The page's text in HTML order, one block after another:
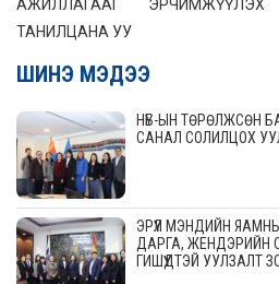
АЖИЛЛАГААГ
ТАНИЛЦАНА УУ
ШИНЭ МЭДЭЭ
НҮБ-ЫН ТӨРӨЛЖСӨН
САНАЛ СОЛИЛЦОХ
ЭРҮҮЛ МЭНДИЙН
ДАРГА, ЖЕНДЭРИЙН
ГИШҮҮДТЭЙ УУЛЗАЛТ